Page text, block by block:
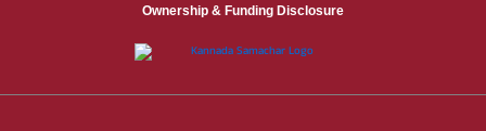
Ownership & Funding Disclosure